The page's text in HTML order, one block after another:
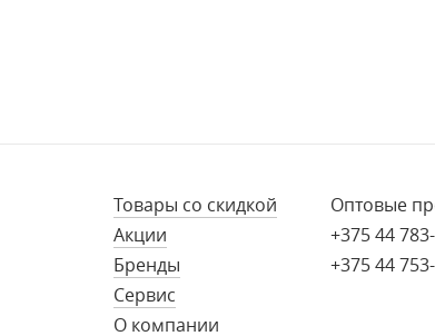
Товары со скидкой
Акции
Бренды
Сервис
О компании
Оптовые
+375 44
+375 44